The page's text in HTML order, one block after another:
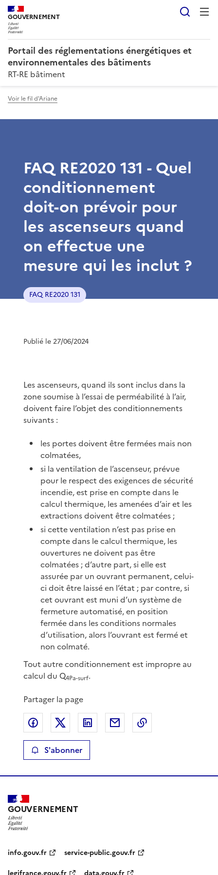
GOUVERNEMENT
Portail des réglementations énergétiques et
environnementales des bâtiments
RT-RE bâtiment
Voir le fil d'Ariane
FAQ RE2020 131 - Quel
conditionnement
doit-on prévoir pour
les ascenseurs quand
on effectue une
mesure qui les inclut ?
FAQ RE2020 131
Publié le 27/06/2024
Les ascenseurs, quand ils sont inclus dans la
zone soumise à l’essai de perméabilité à l’air,
doivent faire l’objet des conditionnements
suivants :
les portes doivent être fermées mais non
colmatées,
si la ventilation de l’ascenseur, prévue
pour le respect des exigences de sécurité
incendie, est prise en compte dans le
calcul thermique, les amenées d’air et les
extractions doivent être colmatées ;
si cette ventilation n’est pas prise en
compte dans le calcul thermique, les
ouvertures ne doivent pas être
colmatées ; d’autre part, si elle est
assurée par un ouvrant permanent, celui-
ci doit être laissé en l’état ; par contre, si
cet ouvrant est muni d’un système de
fermeture automatisé, en position
fermée dans les conditions normales
d’utilisation, alors l’ouvrant est fermé et
non colmaté.
Tout autre conditionnement est impropre au
calcul du Q4Pa-surf.
Partager la page
Partager sur Facebook
Partager sur XPartager sur LinkedIn
Partager par email
S'abonner
GOUVERNEMENT
info.gouv.fr
service-public.gouv.fr